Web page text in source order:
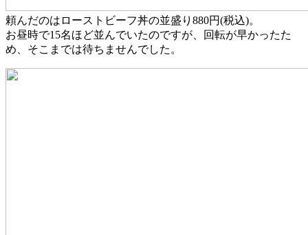
頼んだのはローストビーフ丼の並盛り880円(税込)。
お昼時で15名ほど並んでいたのですが、回転が早かったた
め、そこまでは待ちませんでした。